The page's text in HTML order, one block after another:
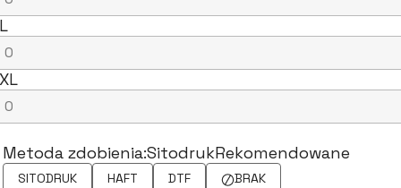
Metoda zdobienia:SitodrukRekomendowane
SITODRUK HAFT DTF BRAK